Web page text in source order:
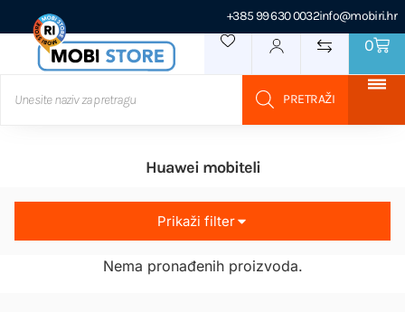
+385 99 630 0032info@mobiri.hr
0
Huawei mobiteli
Prikaži filter
Nema pronađenih proizvoda.